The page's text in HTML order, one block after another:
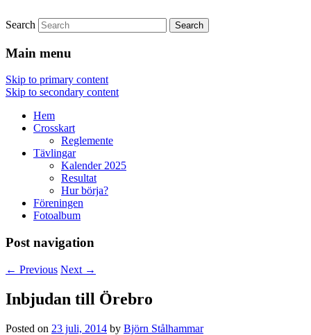
Crosskart Original
Crosskart Original
Search
Main menu
Skip to primary content
Skip to secondary content
Hem
Crosskart
Reglemente
Tävlingar
Kalender 2025
Resultat
Hur börja?
Föreningen
Fotoalbum
Post navigation
← Previous Next →
Inbjudan till Örebro
Posted on 23 juli, 2014 by Björn Stålhammar